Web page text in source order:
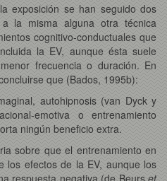
exposición se han seguido dos
la misma alguna otra técnica
cognitivo-conductuales que
la EV, aunque ésta suele
frecuencia o duración. En
que (Bados, 1995b):
autohipnosis (van Dyck y
emotiva o entrenamiento
ningún beneficio extra.
sobre que el entrenamiento en
los efectos de la EV, aunque los
respuesta negativa (de Beurs et